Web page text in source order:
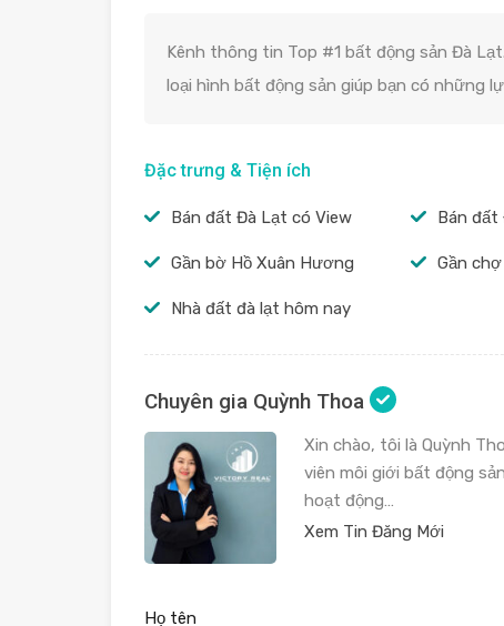
Kênh thông tin Top #1 bất động sản Đà
loại hình bất động sản giúp bạn có những
Đặc trưng & Tiện ích
Bán đất Đà Lạt có View Bán đất
Gần bờ Hồ Xuân Hương Gần
Nhà đất đà lạt hôm nay
Chuyên gia Quỳnh Thoa
Xin chào, tôi là Quỳnh
viên môi giới bất động
hoạt động…
Xem Tin Đăng Mới
Họ tên